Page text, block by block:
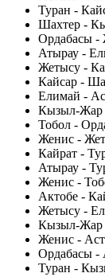
Туран -
Шахтер -
Ордабасы -
Атырау -
Жетысу -
Кайсар -
Елимай -
Кызыл-Жар
Тобол -
Женис -
Кайрат -
Атырау -
Женис -
Актобе -
Жетысу -
Кызыл-Жар
Женис -
Ордабасы -
Туран -